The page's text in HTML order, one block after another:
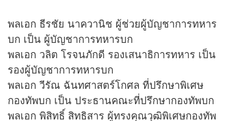
พลเอก ธีรชัย นาควานิช ผู้ช่วยผู้บัญชาการทหาร
บก เป็น ผู้บัญชาการทหารบก
พลเอก วลิต โรจนภักดี รองเสนาธิการทหาร เป็น
รองผู้บัญชาการทหารบก
พลเอก วีรัณ ฉันทศาสตร์โกศล ที่ปรึกษาพิเศษ
กองทัพบก เป็น ประธานคณะที่ปรึกษากองทัพบก
พลเอก พิสิทธิ์ สิทธิสาร ผู้ทรงคุณวุฒิพิเศษกองทัพ